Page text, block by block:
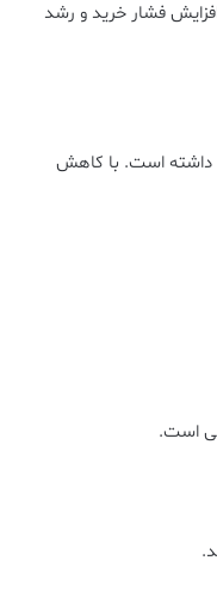
فشار خرید و رشد
داشته است. با کاهش
است.